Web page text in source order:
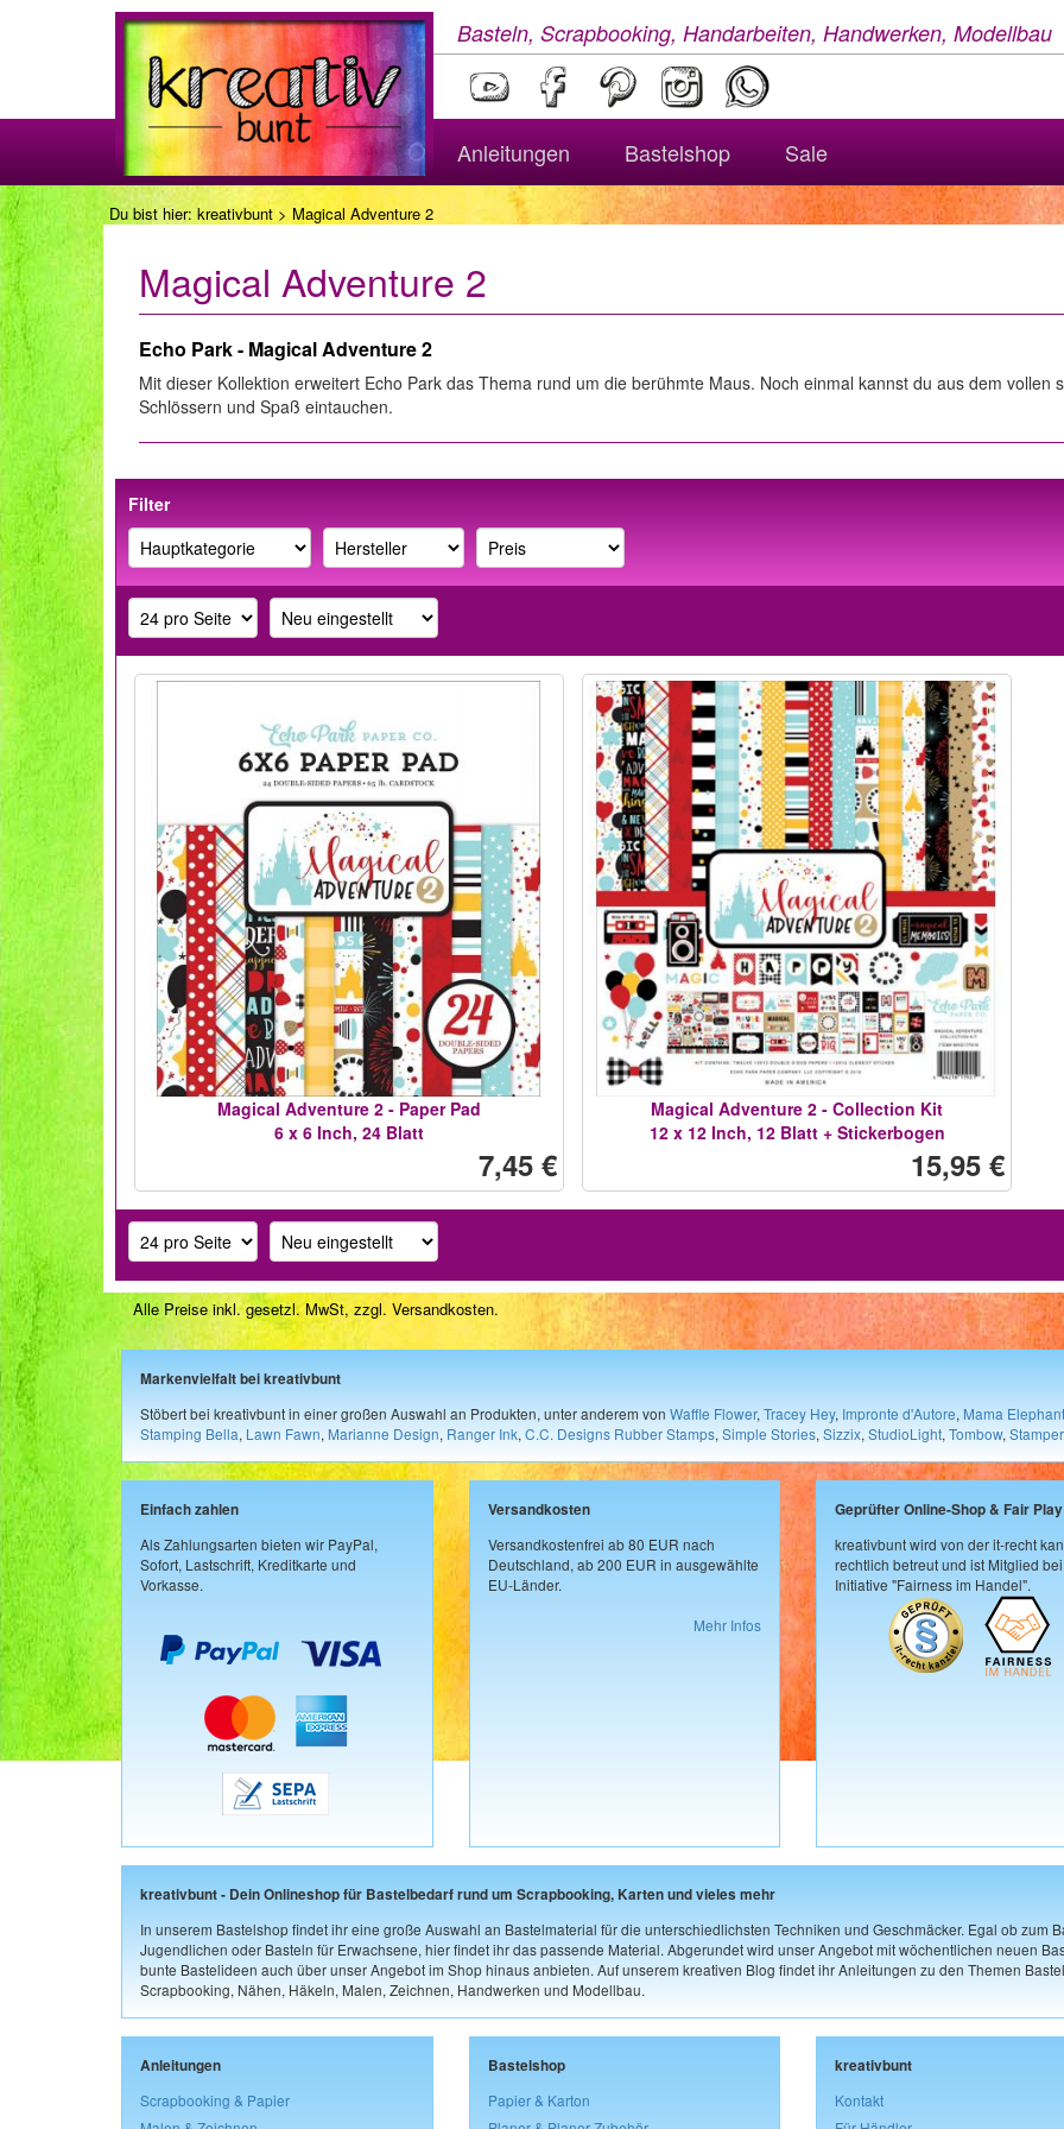
Basteln, Scrapbooking, Handarbeiten, Handwerken, Modellbau
Anleitungen Bastelshop Sale
Du bist hier: kreativbunt > Magical Adventure 2
Magical Adventure 2
Echo Park - Magical Adventure 2
Mit dieser Kollektion erweitert Echo Park das Thema rund um die berühmte Maus. Noch einmal kannst du aus dem vollen
Schlössern und Spaß eintauchen.
Filter
Magical Adventure 2 - Paper Pad
6 x 6 Inch, 24 Blatt
7,45 €
Magical Adventure 2 - Collection Kit
12 x 12 Inch, 12 Blatt + Stickerbogen
15,95 €
Alle Preise inkl. gesetzl. MwSt, zzgl. Versandkosten.
Markenvielfalt bei kreativbunt
Stöbert bei kreativbunt in einer großen Auswahl an Produkten, unter anderem von Waffle Flower, Tracey Hey, Impronte d'Autore, Mama Elephant
Stamping Bella, Lawn Fawn, Marianne Design, Ranger Ink, C.C. Designs Rubber Stamps, Simple Stories, Sizzix, StudioLight, Tombow,
Einfach zahlen
Als Zahlungsarten bieten wir PayPal,
Sofort, Lastschrift, Kreditkarte und
Vorkasse.
Versandkosten
Versandkostenfrei ab 80 EUR nach
Deutschland, ab 200 EUR in ausgewählte
EU-Länder.
Mehr Infos
Geprüfter Online-Shop & Fair Play
kreativbunt wird von der it-recht
rechtlich betreut und ist Mitglied
Initiative "Fairness im Handel".
kreativbunt - Dein Onlineshop für Bastelbedarf rund um Scrapbooking, Karten und vieles mehr
In unserem Bastelshop findet ihr eine große Auswahl an Bastelmaterial für die unterschiedlichsten Techniken und Geschmäcker. Egal ob zum
Jugendlichen oder Basteln für Erwachsene, hier findet ihr das passende Material. Abgerundet wird unser Angebot mit wöchentlichen neuen
bunte Bastelideen auch über unser Angebot im Shop hinaus anbieten. Auf unserem kreativen Blog findet ihr Anleitungen zu den Themen
Scrapbooking, Nähen, Häkeln, Malen, Zeichnen, Handwerken und Modellbau.
Anleitungen
Scrapbooking & Papier
Bastelshop
Papier & Karton
kreativbunt
Kontakt